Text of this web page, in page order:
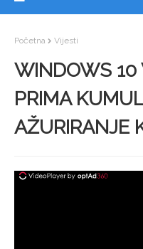
Početna Vijesti
WINDOWS 10
PRIMA
AŽURIRANJE